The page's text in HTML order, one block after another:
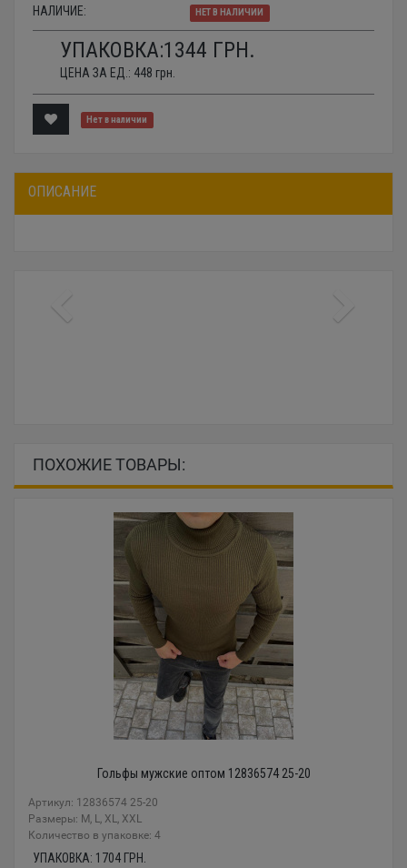
НАЛИЧИЕ:
НЕТ В НАЛИЧИИ
УПАКОВКА:1344 ГРН.
ЦЕНА ЗА ЕД.: 448 грн.
Нет в наличии
ОПИСАНИЕ
ПОХОЖИЕ ТОВАРЫ:
Гольфы мужские оптом 12836574 25-20
Артикул: 12836574 25-20
Размеры: M, L, XL, XXL
Количество в упаковке: 4
УПАКОВКА: 1704 ГРН.